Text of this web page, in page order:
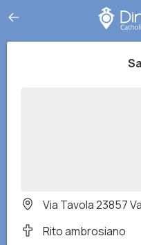
Via Tavola 23857
Rito ambrosiano